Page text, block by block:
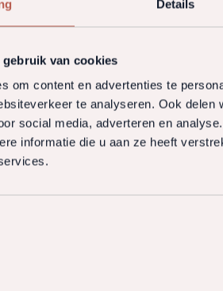
Details
gebruik van cookies
om content en advertenties te
te analyseren. Ook
social media, adverteren en
informatie die u aan ze heeft